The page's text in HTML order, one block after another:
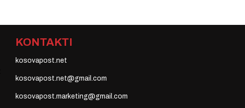
KONTAKTI
kosovapost.net
kosovapost.net@gmail.com
kosovapost.marketing@gmail.com